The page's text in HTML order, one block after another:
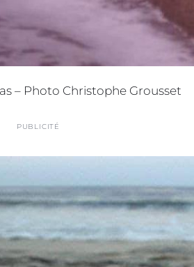
– Photo Christophe Grousset
PUBLICITÉ